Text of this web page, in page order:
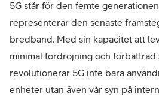
5G står för den femte
representerar den senaste
bredband. Med sin kapacitet att
minimal fördröjning och förbättrad
revolutionerar 5G inte bara
enheter utan även vår syn på